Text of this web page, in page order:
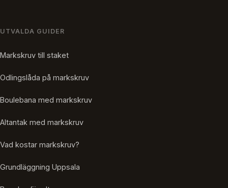
UTVALDA GUIDER
Markskruv till staket
Odlingslåda på markskruv
Boulebana med markskruv
Altantak med markskruv
Vad kostar markskruv?
Grundläggning Uppsala